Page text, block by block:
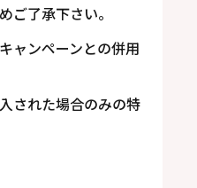
ご了承下さい。
ャンペーンとの併用
された場合のみの特